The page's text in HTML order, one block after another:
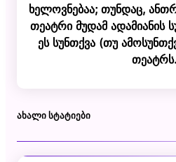
ხელოვნებაა; თუნდაც,
თეატრი მუდამ ადამიანის
ეს სუნთქვა (თუ
ᲐᲮᲐᲚᲘ ᲡᲢᲐᲢᲘᲔᲑᲘ